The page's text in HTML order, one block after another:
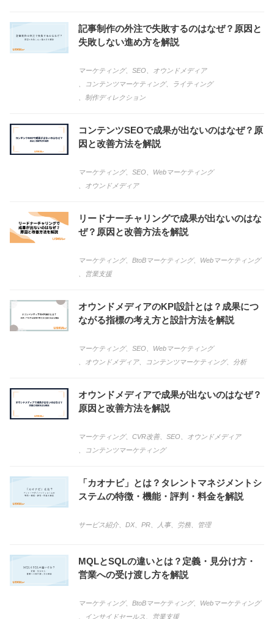
記事制作の外注で失敗するのはなぜ？原因と
失敗しない進め方を解説
マーケティング、 SEO
オウンドメディア
コンテンツマーケティング、
ライティング
制作ディレクション
コンテンツSEOで成果が出ないのはなぜ？原
因と改善方法を解説
マーケティング、 SEO
Webマーケティング
オウンドメディア
リードナーチャリングで成果が出ないのはな
ぜ？原因と改善方法を解説
マーケティング、 BtoBマーケティング、 Webマーケティング
営業支援
オウンドメディアのKPI設計とは？成果につ
ながる指標の考え方と設計方法を解説
マーケティング、 SEO
Webマーケティング
オウンドメディア、 コンテンツマーケティング、 分析
オウンドメディアで成果が出ないのはなぜ？
原因と改善方法を解説
マーケティング、 CVR改善、 SEO
オウンドメディア
コンテンツマーケティング
「カオナビ」とは？タレントマネジメントシ
ステムの特徴・機能・評判・料金を解説
サービス紹介、 DX、 PR 人事、 労務、 管理
MQLとSQLの違いとは？定義・見分け方・
営業への受け渡し方を解説
マーケティング、 BtoBマーケティング、 Webマーケティング
インサイドセールス 営業支援